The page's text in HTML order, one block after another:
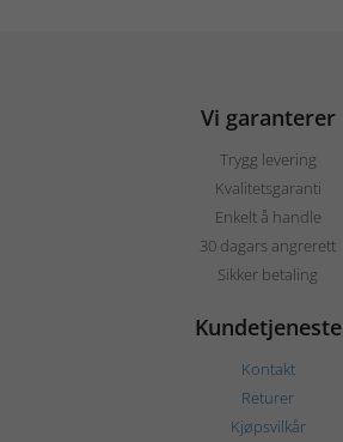
Vi garanterer
Trygg levering
Kvalitetsgaranti
Enkelt å handle
30 dagars angrerett
Sikker betaling
Kundetjeneste
Kontakt
Returer
Kjøpsvilkår